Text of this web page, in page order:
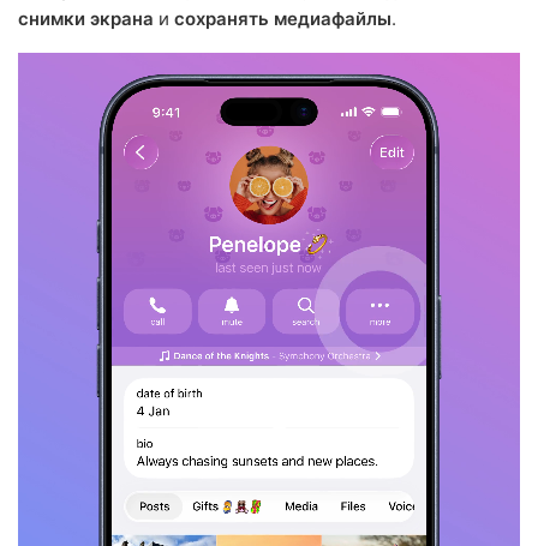
снимки экрана и сохранять медиафайлы.